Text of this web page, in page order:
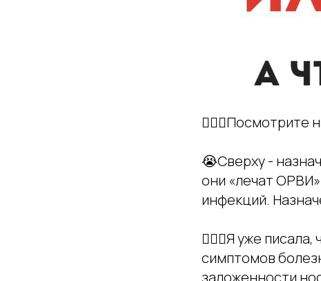
🤦🏼‍♀️Посмотрите
😭Сверху -
они «лечат
инфекций.
👩🏼‍⚕️Я уже
симптомов
заложенности